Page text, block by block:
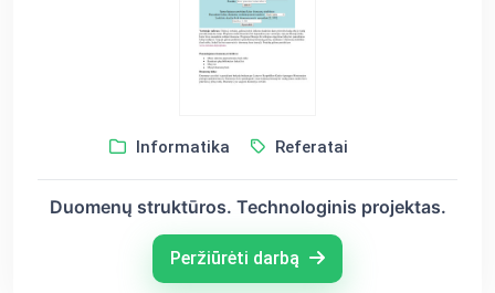
Informatika Referatai
Duomenų struktūros. Technologinis projektas.
Peržiūrėti darbą